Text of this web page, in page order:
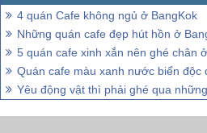
4 quán Cafe không ngủ ở BangKok
Những quán cafe đẹp hút hồn ở
5 quán cafe xinh xắn nên ghé chân
Quán cafe màu xanh nước biển độc
Yêu động vật thì phải ghé qua những quán cafe